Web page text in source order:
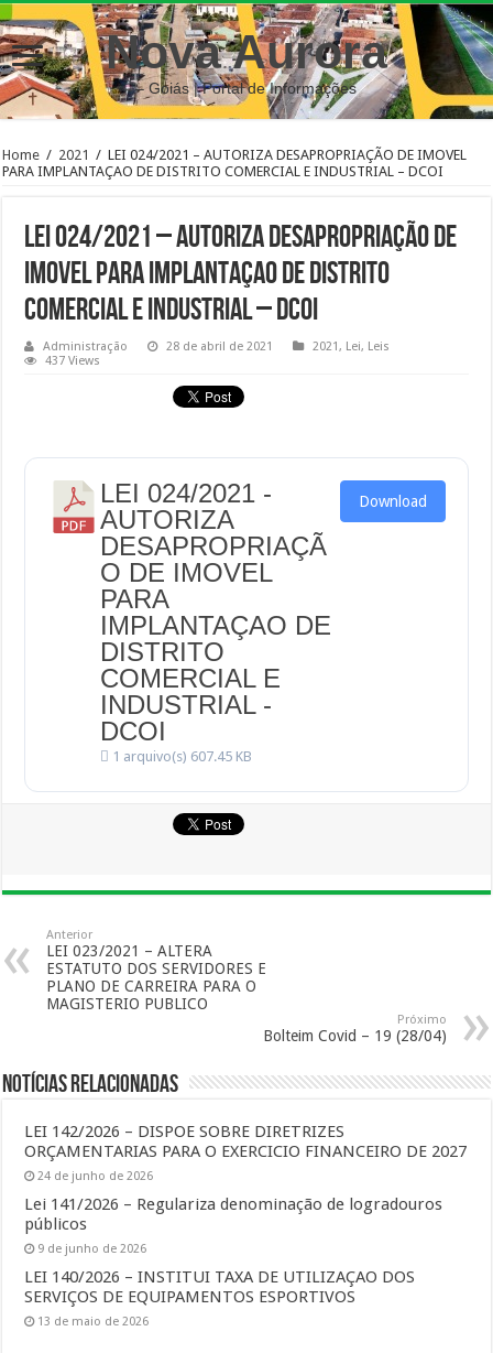
Nova Aurora
– Goiás | Portal de Informações
Home / 2021 / LEI 024/2021 – AUTORIZA DESAPROPRIAÇÃO DE IMOVEL
PARA IMPLANTAÇAO DE DISTRITO COMERCIAL E INDUSTRIAL – DCOI
LEI 024/2021 – AUTORIZA DESAPROPRIAÇÃO DE
IMOVEL PARA IMPLANTAÇAO DE DISTRITO
COMERCIAL E INDUSTRIAL – DCOI
Administração 28 de abril de 2021 2021, Lei, Leis
437 Views
LEI 024/2021 -
AUTORIZA
DESAPROPRIAÇÃ
O DE IMOVEL
PARA
IMPLANTAÇAO DE
DISTRITO
COMERCIAL E
INDUSTRIAL -
DCOI
1 arquivo(s) 607.45 KB
Download
Anterior
LEI 023/2021 – ALTERA
ESTATUTO DOS SERVIDORES E
PLANO DE CARREIRA PARA O
MAGISTERIO PUBLICO
Próximo
Bolteim Covid – 19 (28/04)
Notícias Relacionadas
LEI 142/2026 – DISPOE SOBRE DIRETRIZES
ORÇAMENTARIAS PARA O EXERCICIO FINANCEIRO DE 2027
24 de junho de 2026
Lei 141/2026 – Regulariza denominação de logradouros
públicos
9 de junho de 2026
LEI 140/2026 – INSTITUI TAXA DE UTILIZAÇAO DOS
SERVIÇOS DE EQUIPAMENTOS ESPORTIVOS
13 de maio de 2026